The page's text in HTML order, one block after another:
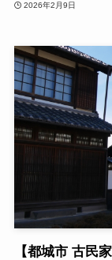
2026年2月9日
【都城市 古民